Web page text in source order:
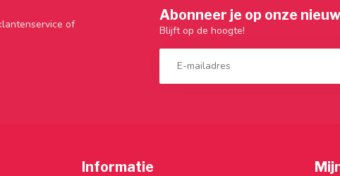
of
Abonneer je op onze
Blijft op de hoogte!
Informatie